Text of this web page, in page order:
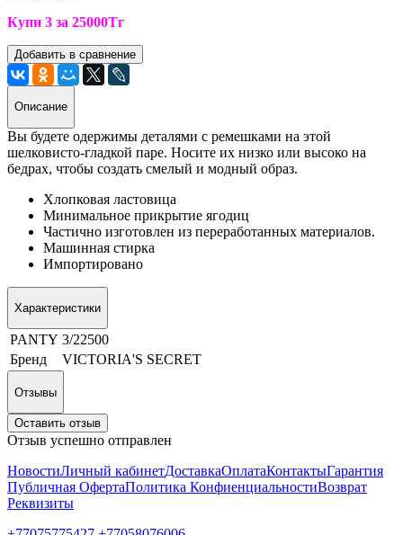
Купи 3 за 25000Тг
Добавить в сравнение
Описание
Вы будете одержимы деталями с ремешками на этой
шелковисто-гладкой паре. Носите их низко или высоко на
бедрах, чтобы создать смелый и модный образ.
Хлопковая ластовица
Минимальное прикрытие ягодиц
Частично изготовлен из переработанных материалов.
Машинная стирка
Импортировано
Характеристики
PANTY 3/22500
Бренд
VICTORIA'S SECRET
Отзывы
Оставить отзыв
Отзыв успешно отправлен
НовостиЛичный кабинетДоставкаОплатаКонтактыГарантия
Публичная ОфертаПолитика КонфиенциальностиВозврат
Реквизиты